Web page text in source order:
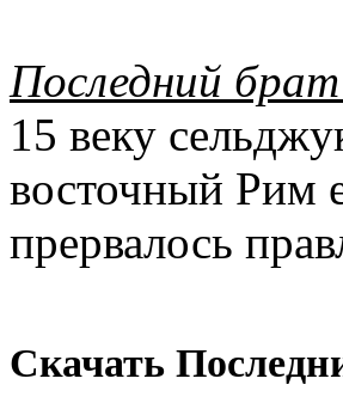
Последний
15 веку
восточный Рим
прервалось
Скачать